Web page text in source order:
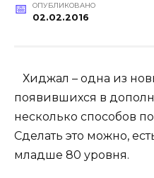
ОПУБЛИКОВАНО
02.02.2016
Хиджал – одна из
появившихся в
несколько способов
Сделать это можно,
младше 80 уровня.